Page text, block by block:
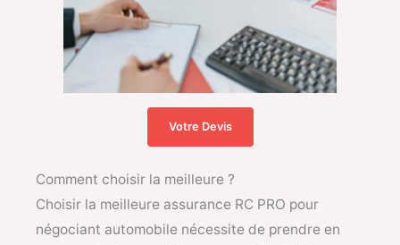
Votre Devis
Comment choisir la meilleure ?
Choisir la meilleure assurance RC PRO pour
négociant automobile nécessite de prendre en